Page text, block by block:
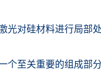
光对硅材料进行局部
个至关重要的组成部